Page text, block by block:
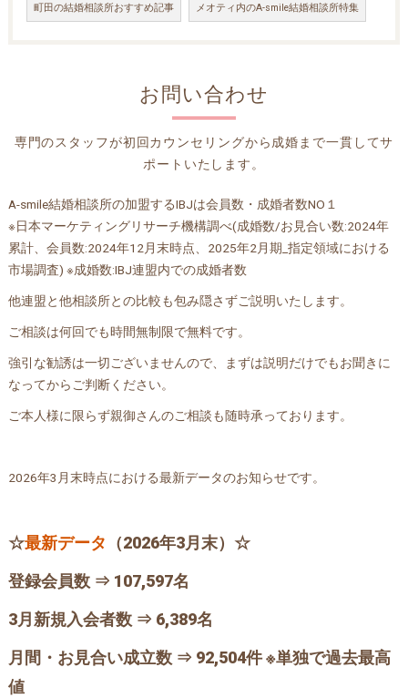
町田の結婚相談所おすすめ記事 メオティ内のA-smile結婚相談所特集
専門のスタッフが初回カウンセリングから成婚まで一貫してサ
ポートいたします。
お問い合わせ
A-smile結婚相談所の加盟するIBJは会員数・成婚者数NO１
※日本マーケティングリサーチ機構調べ(成婚数/お見合い数:2024年
累計、会員数:2024年12月末時点、2025年2月期_指定領域における
市場調査) ※成婚数:IBJ連盟内での成婚者数
他連盟と他相談所との比較も包み隠さずご説明いたします。
ご相談は何回でも時間無制限で無料です。
強引な勧誘は一切ございませんので、まずは説明だけでもお聞きに
なってからご判断ください。
ご本人様に限らず親御さんのご相談も随時承っております。
2026年3月末時点における最新データのお知らせです。
☆最新データ （2026年3月末）☆
登録会員数 ⇒ 107,597名
3月新規入会者数 ⇒ 6,389名
月間・お見合い成立数 ⇒ 92,504件※単独で過去最高
値